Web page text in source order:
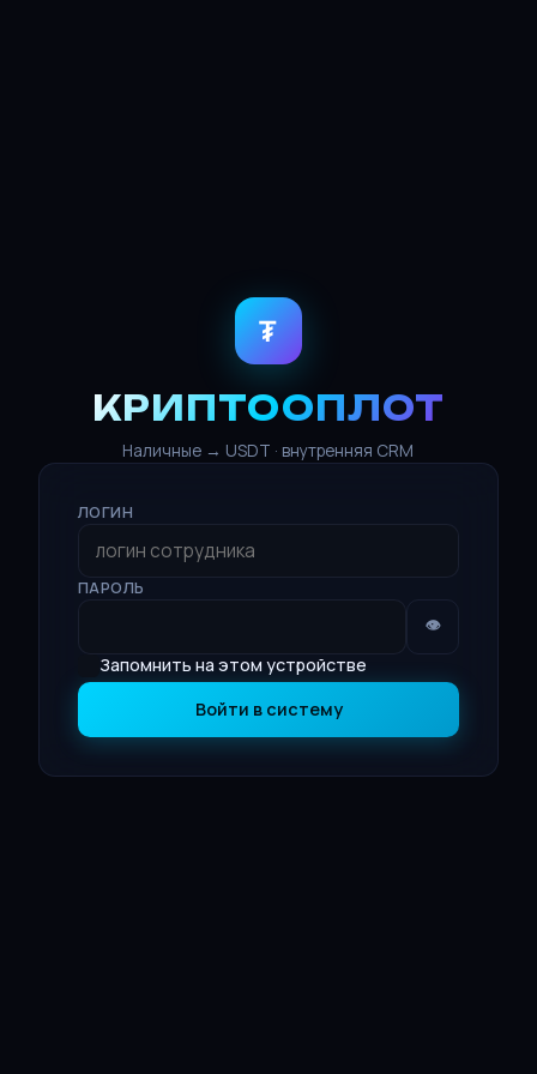
₮
КРИПТООПЛОТ
Наличные → USDT · внутренняя CRM
ЛОГИН
ПАРОЛЬ
👁
Запомнить на этом устройстве
Войти в систему